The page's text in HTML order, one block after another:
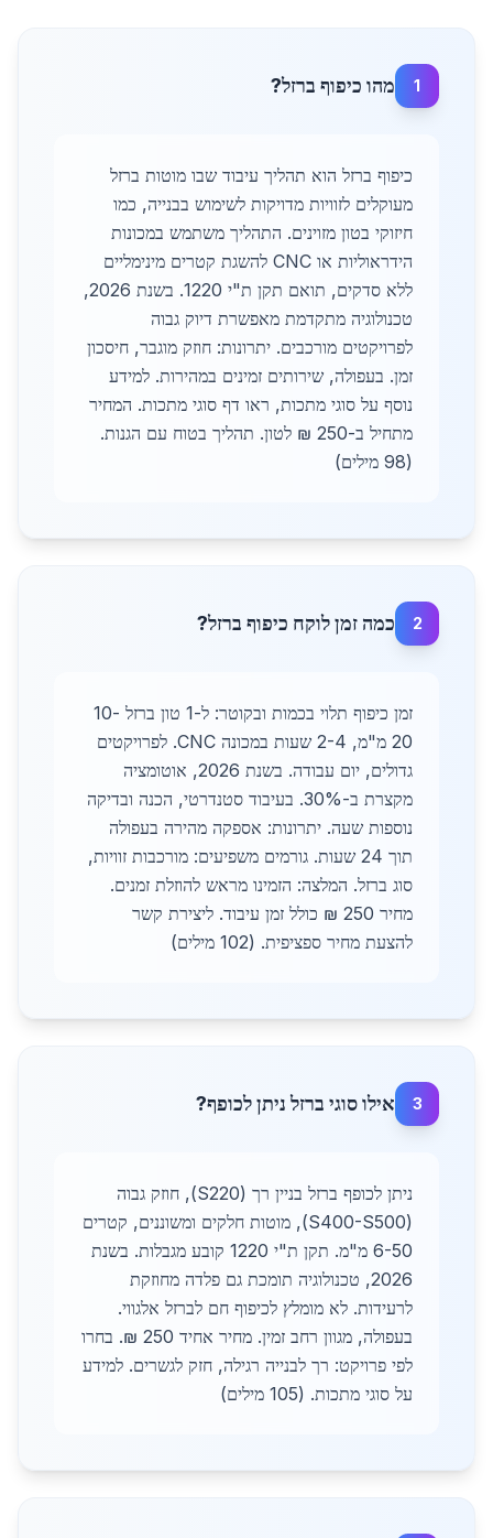
1 מהו כיפוף ברזל?
כיפוף ברזל הוא תהליך עיבוד שבו מוטות ברזל
מעוקלים לזוויות מדויקות לשימוש בבנייה, כמו
חיזוקי בטון מזוינים. התהליך משתמש במכונות
הידראוליות או CNC להשגת קטרים מינימליים
ללא סדקים, תואם תקן ת"י 1220. בשנת 2026,
טכנולוגיה מתקדמת מאפשרת דיוק גבוה
לפרויקטים מורכבים. יתרונות: חוזק מוגבר, חיסכון
זמן. בעפולה, שירותים זמינים במהירות. למידע
נוסף על סוגי מתכות, ראו דף סוגי מתכות. המחיר
מתחיל ב-250 ₪ לטון. תהליך בטוח עם הגנות.
(98 מילים)
2 כמה זמן לוקח כיפוף ברזל?
זמן כיפוף תלוי בכמות ובקוטר: ל-1 טון ברזל 10-
20 מ"מ, 2-4 שעות במכונה CNC. לפרויקטים
גדולים, יום עבודה. בשנת 2026, אוטומציה
מקצרת ב-30%. בעיבוד סטנדרטי, הכנה ובדיקה
נוספות שעה. יתרונות: אספקה מהירה בעפולה
תוך 24 שעות. גורמים משפיעים: מורכבות זוויות,
סוג ברזל. המלצה: הזמינו מראש להוזלת זמנים.
מחיר 250 ₪ כולל זמן עיבוד. ליצירת קשר
להצעת מחיר ספציפית. (102 מילים)
3 אילו סוגי ברזל ניתן לכופף?
ניתן לכופף ברזל בניין רך (S220), חוזק גבוה
(S400-S500), מוטות חלקים ומשוננים, קטרים
6-50 מ"מ. תקן ת"י 1220 קובע מגבלות. בשנת
2026, טכנולוגיה תומכת גם פלדה מחוזקת
לרעידות. לא מומלץ לכיפוף חם לברזל אלגווי.
בעפולה, מגוון רחב זמין. מחיר אחיד 250 ₪. בחרו
לפי פרויקט: רך לבנייה רגילה, חזק לגשרים. למידע
על סוגי מתכות. (105 מילים)